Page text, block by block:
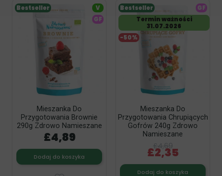
Mieszanka Do
Przygotowania Brownie
290g Zdrowo Namieszane
£4,89
Dodaj do koszyka
Bestseller
V
GF
Mieszanka Do
Przygotowania Chrupiących
Gofrów 240g Zdrowo
Namieszane
£4,69
£2,35
Dodaj do koszyka
-50%
Bestseller
Termin ważności
31.07.2026
GF